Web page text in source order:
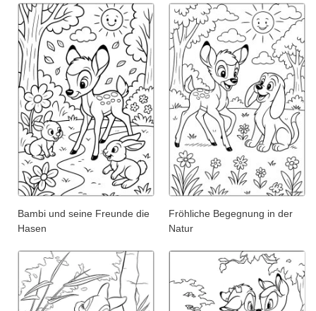
Bambi und seine Freunde die
Hasen
Fröhliche Begegnung in der
Natur